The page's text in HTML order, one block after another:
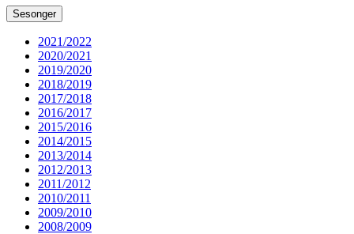
Sesonger
2021/2022
2020/2021
2019/2020
2018/2019
2017/2018
2016/2017
2015/2016
2014/2015
2013/2014
2012/2013
2011/2012
2010/2011
2009/2010
2008/2009